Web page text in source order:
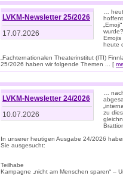
LVKM-Newsletter 25/2026
17.07.2026
…
Emojis
heute
„Fachternationalen Theaterinstitut (ITI)
25/2026 haben wir folgende Themen ... [
LVKM-Newsletter 24/2026
10.07.2026
…
zu
In unserer heutigen Ausgabe 24/2026
Sie ausgesucht:
Teilhabe
Kampagne „nicht am Menschen sparen“ –